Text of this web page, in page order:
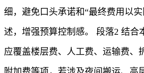
细，避免口头承诺和“最终费用以
述，增强预算控制感。 段落2 结合
应覆盖楼层费、人工费、运输费、